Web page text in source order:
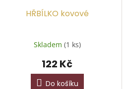
HŘBÍLKO kovové
Skladem (1 ks)
122 Kč
Do košíku